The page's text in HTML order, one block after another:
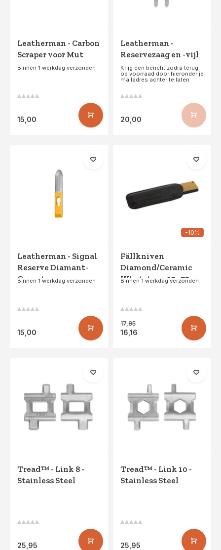
Leatherman - Carbon
Scraper voor Mut
Binnen 1 werkdag verzonden
15,00
Leatherman -
Reservezaag en -vijl
Krijg een bericht zodra terug
op voorraad door hieronder je
mailadres achter te laten
20,00
Leatherman - Signal
Reserve Diamant-
Gecoate
Binnen 1 werkdag verzonden
15,00
-10%
Fällkniven
Diamond/Ceramic
Whetstone 25x75mm
Binnen 1 werkdag verzonden
17,95
16,16
Tread™ - Link 8 -
Stainless Steel
25,95
Tread™ - Link 10 -
Stainless Steel
25,95